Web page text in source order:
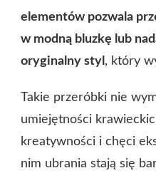
elementów pozwala
w modną bluzkę lub
oryginalny styl , który
Takie przeróbki nie
umiejętności
kreatywności i chęci
nim ubrania stają się